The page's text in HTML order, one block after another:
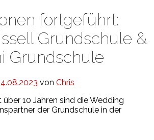
fortgeführt:
Grundschule &
Grundschule
von Chris
über 10 Jahren sind die Wedding
der Grundschule in der